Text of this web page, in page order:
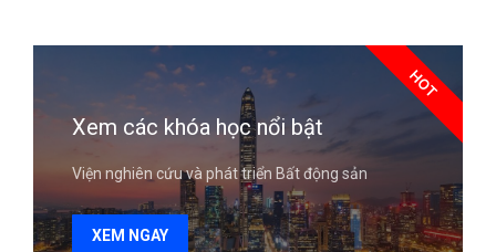
Xem các khóa học nổi bật
Viện nghiên cứu và phát triển Bất động sản
XEM NGAY
HOT